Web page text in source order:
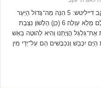
אגרת יעקב ג 5-12 – פרשנות לאגרת יעקב דייליטש: 5 הִנֵּה מַה־גָּדוֹל הַיַּעַר
וְאֵשׁ קְטַנָּה תַּבְעִירֶנּוּ גַּם־הַלָּשׁוֹן אֵשׁ הִיא עוֹלָם מָלֵא עַוְלָה׃ 6 (כֵּן) הַלָּשׁוֹן נִצֶּבֶת
הֲוָיָתֵנוּ וְהִיא לְהוּטָה בְּאֵשׁ
הַיָּם יִכָּבֵשׁ וְנִכְבָּשִׁים הֵם עַל־יְדֵי מִין